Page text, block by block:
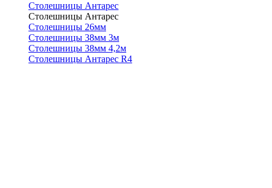
Столешницы Антарес
Столешницы Антарес
Столешницы 26мм
Столешницы 38мм 3м
Столешницы 38мм 4,2м
Столешницы Антарес R4